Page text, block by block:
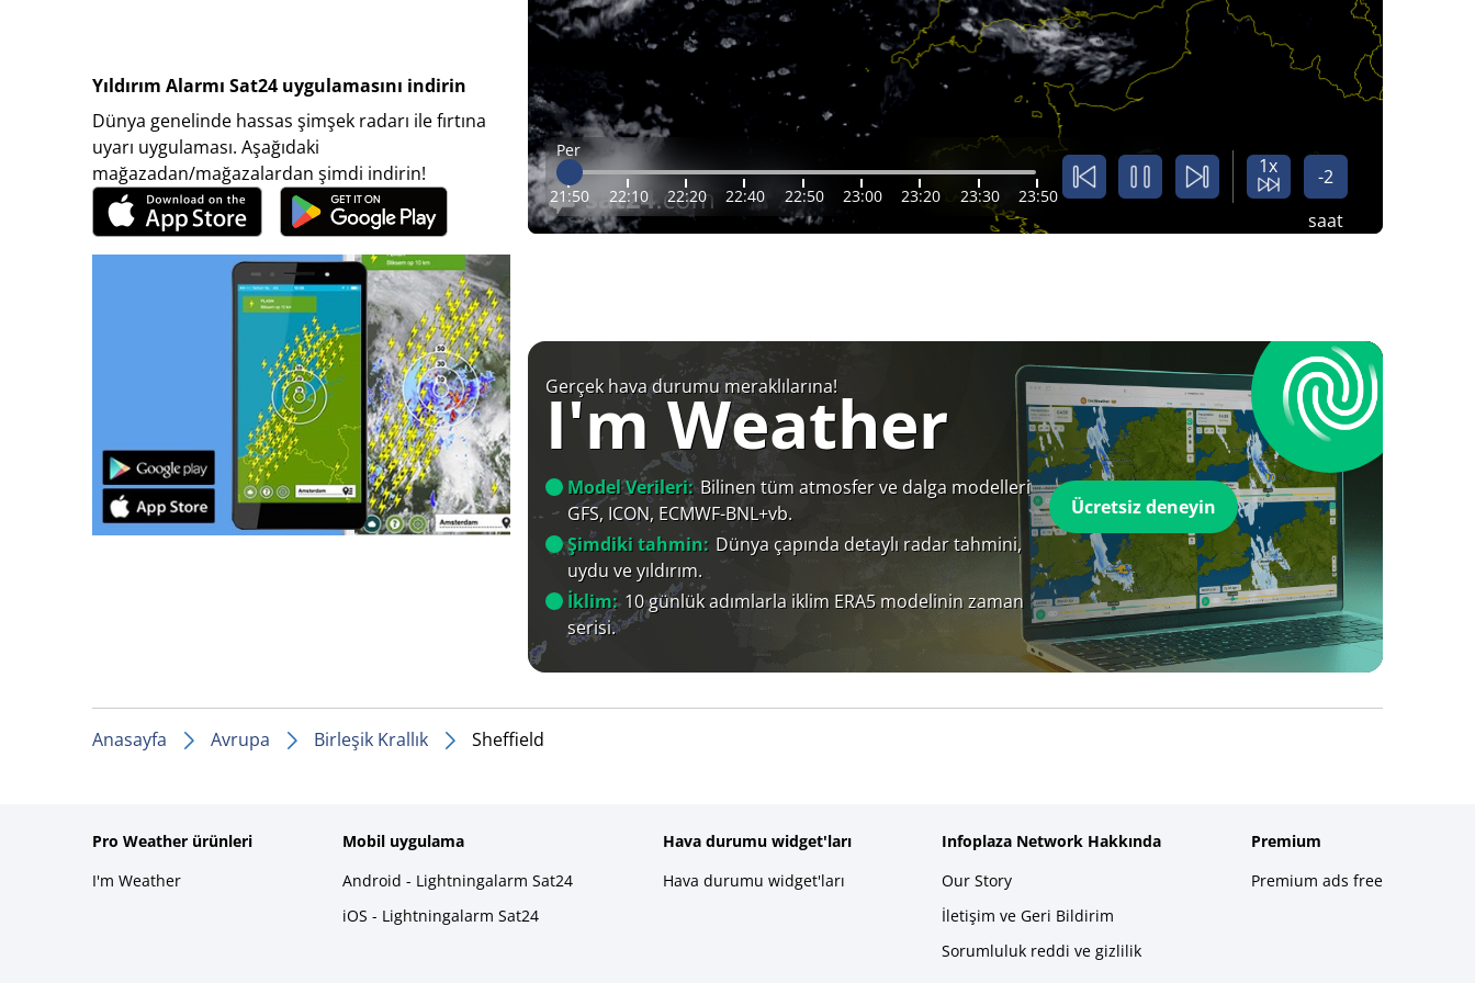
Yıldırım Alarmı Sat24 uygulamasını indirin
Dünya genelinde hassas şimşek radarı ile fırtına
uyarı uygulaması. Aşağıdaki
mağazadan/mağazalardan şimdi indirin!
Per
21:50 22:10 22:20 22:40 22:50 23:00 23:20 23:30 23:50
1x
-2
saat
Gerçek hava durumu meraklılarına!
I'm Weather
Model Verileri: Bilinen tüm atmosfer ve dalga modelleri
GFS, ICON, ECMWF-BNL+vb.
Şimdiki tahmin: Dünya çapında detaylı radar tahmini,
uydu ve yıldırım.
İklim: 10 günlük adımlarla iklim ERA5 modelinin zaman
serisi.
Ücretsiz deneyin
Anasayfa Avrupa Birleşik Krallık Sheffield
Pro Weather ürünleri
I'm Weather
Mobil uygulama
Android - Lightningalarm Sat24
iOS - Lightningalarm Sat24
Hava durumu widget'ları
Hava durumu widget'ları
Infoplaza Network Hakkında
Our Story
İletişim ve Geri Bildirim
Sorumluluk reddi ve gizlilik
Premium
Premium ads free